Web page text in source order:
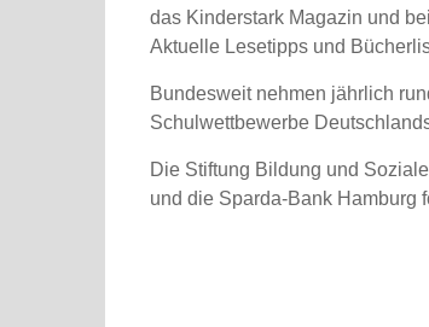
das Kinderstark Magazin und
Aktuelle Lesetipps und
Bundesweit nehmen jährlich
Schulwettbewerbe
Die Stiftung Bildung und
und die Sparda-Bank Hamburg